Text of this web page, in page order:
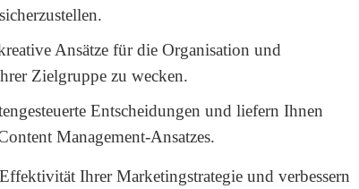
Ansätze für die Organisation und
Zielgruppe zu wecken.
Entscheidungen und liefern Ihnen
Management-Ansatzes.
Ihrer Marketingstrategie und verbessern